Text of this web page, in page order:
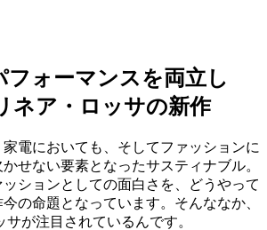
フォーマンスを両立し
ネア・ロッサの新作
電においても、そしてファッションに
せない要素となったサスティナブル。
ションとしての面白さを、どうやって
の命題となっています。そんななか、
が注目されているんです。